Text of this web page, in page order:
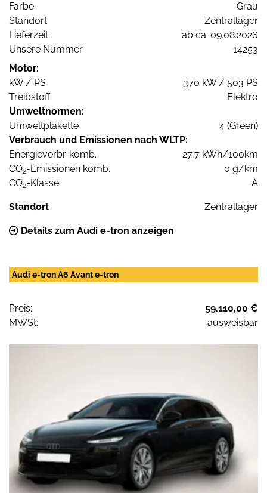
Farbe
Grau
Standort
Zentrallager
Lieferzeit
ab ca. 09.08.2026
Unsere Nummer
14253
Motor:
kW / PS
370 kW / 503 PS
Treibstoff
Elektro
Umweltnormen:
Umweltplakette
4 (Green)
Verbrauch und Emissionen nach WLTP:
Energieverbr. komb.
27,7 kWh/100km
CO2-Emissionen komb.
0 g/km
CO2-Klasse A
Standort Zentrallager
Details zum Audi e-tron anzeigen
Audi e-tron A6 Avant e-tron
Preis:
59.110,00 €
MWSt:
ausweisbar